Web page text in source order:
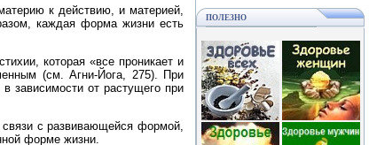
к действию, и материей,
каждая форма жизни есть
которая «все проникает и
(см. Агни‑Йога, 275). При
зависимости от растущего при
связи с развивающейся формой,
форме жизни.
ПОЛЕЗНО